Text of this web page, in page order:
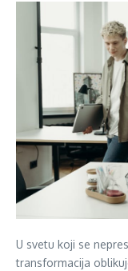
U svetu koji se
transformacija